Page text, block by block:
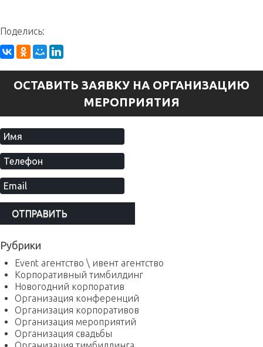
Поделись:
ОСТАВИТЬ ЗАЯВКУ НА ОРГАНИЗАЦИЮ
МЕРОПРИЯТИЯ
Рубрики
Event агентство \ ивент агентство
Корпоративный тимбилдинг
Новогодний корпоратив
Организация конференций
Организация корпоративов
Организация мероприятий
Организация свадьбы